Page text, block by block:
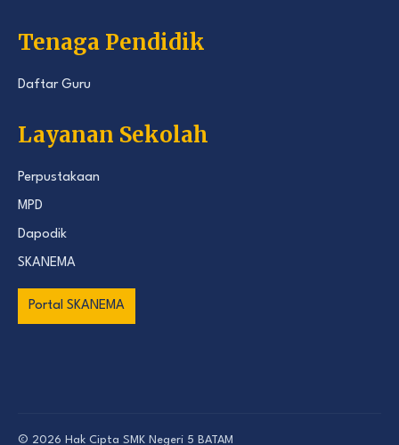
Tenaga Pendidik
Daftar Guru
Layanan Sekolah
Perpustakaan
MPD
Dapodik
SKANEMA
Portal SKANEMA
© 2026 Hak Cipta SMK Negeri 5 BATAM